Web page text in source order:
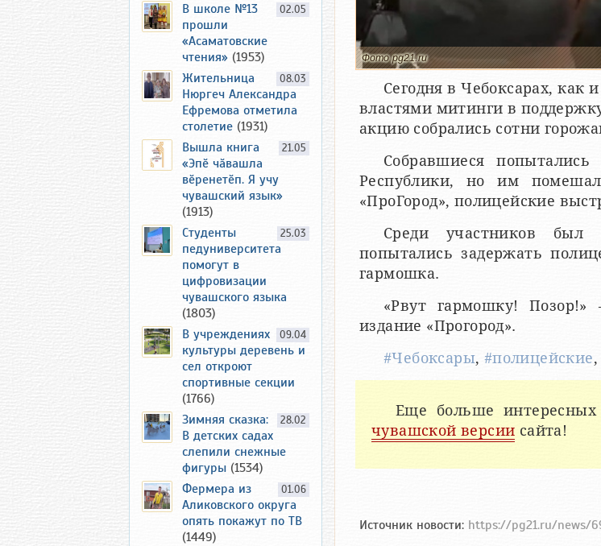
Фото pg21.ru
Сегодня в Чебоксарах, как
властями митинги в
акцию собрались сотни
Собравшиеся
Республики, но им
«ПроГород», полицейские
Среди участников
попытались задержать
гармошка.
«Рвут гармошку!
издание «Прогород».
#Чебоксары, #полицейские
Еще больше
чувашской версии сайта!
Источник новости: https://pg21.ru/news/
02.05
В школе №13
прошли
«Асаматовские
чтения» (1953)
08.03
Жительница
Нюргеч Александра
Ефремова отметила
столетие (1931)
21.05
Вышла книга
«Эпӗ чӑвашла
вӗренетӗп. Я учу
чувашский язык»
(1913)
25.03
Студенты
педуниверситета
помогут в
цифровизации
чувашского языка
(1803)
09.04
В учреждениях
культуры деревень и
сел откроют
спортивные секции
(1766)
28.02
Зимняя сказка:
В детских садах
слепили снежные
фигуры (1534)
01.06
Фермера из
Аликовского округа
опять покажут по ТВ
(1449)